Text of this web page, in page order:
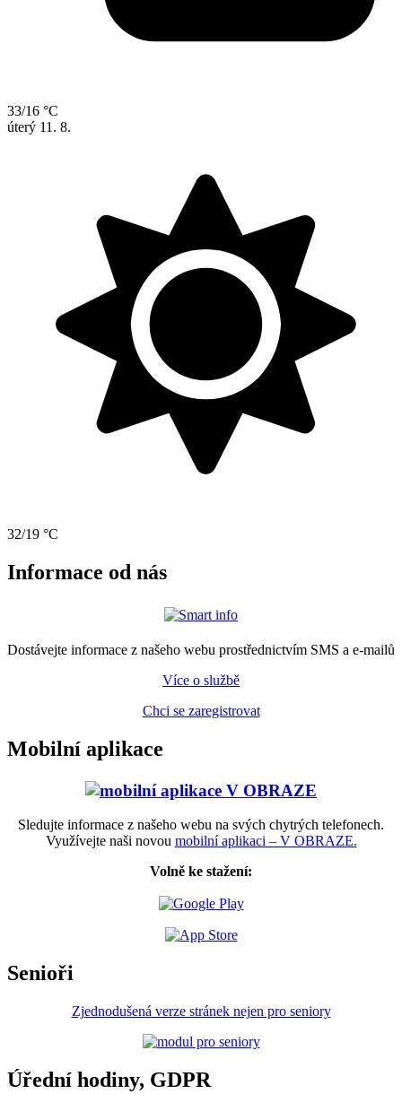
33/16 °C
úterý 11. 8.
32/19 °C
Informace od nás
Dostávejte informace z našeho webu prostřednictvím SMS a e-mailů
Více o službě
Chci se zaregistrovat
Mobilní aplikace
Sledujte informace z našeho webu na svých chytrých telefonech.
Využívejte naši novou mobilní aplikaci – V OBRAZE.
Volně ke stažení:
Senioři
Zjednodušená verze stránek nejen pro seniory
Úřední hodiny, GDPR